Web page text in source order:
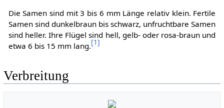
Die Samen sind mit 3 bis 6 mm Länge relativ klein. Fertile
Samen sind dunkelbraun bis schwarz, unfruchtbare Samen
sind heller. Ihre Flügel sind hell, gelb- oder rosa-braun und
etwa 6 bis 15 mm lang.[1]
Verbreitung